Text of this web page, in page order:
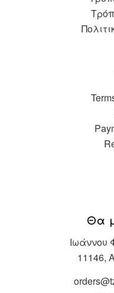
Θα
Ιωάννου
11146,